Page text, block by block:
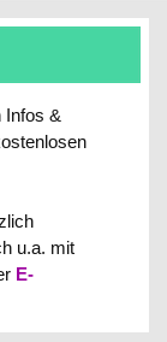
Infos &
u.a. mit
E-